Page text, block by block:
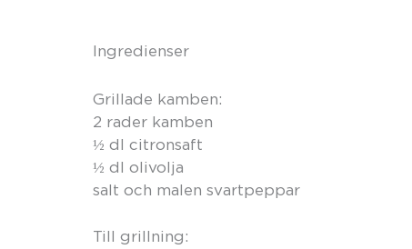
Ingredienser
Grillade kamben:
2 rader kamben
½ dl citronsaft
½ dl olivolja
salt och malen svartpeppar
Till grillning: